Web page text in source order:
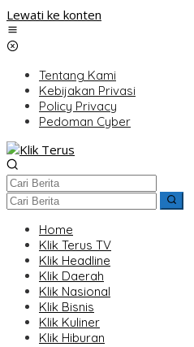
Lewati ke konten
Tentang Kami
Kebijakan Privasi
Policy Privacy
Pedoman Cyber
Home
Klik Terus TV
Klik Headline
Klik Daerah
Klik Nasional
Klik Bisnis
Klik Kuliner
Klik Hiburan